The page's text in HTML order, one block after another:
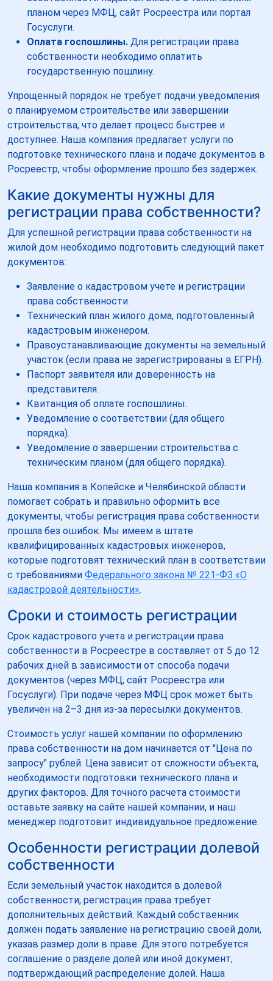
планом через МФЦ, сайт Росреестра или портал
Госуслуги.
Оплата госпошлины. Для регистрации права
собственности необходимо оплатить
государственную пошлину.
Упрощенный порядок не требует подачи уведомления
о планируемом строительстве или завершении
строительства, что делает процесс быстрее и
доступнее. Наша компания предлагает услуги по
подготовке технического плана и подаче документов в
Росреестр, чтобы оформление прошло без задержек.
Какие документы нужны для
регистрации права собственности?
Для успешной регистрации права собственности на
жилой дом необходимо подготовить следующий пакет
документов:
Заявление о кадастровом учете и регистрации
права собственности.
Технический план жилого дома, подготовленный
кадастровым инженером.
Правоустанавливающие документы на земельный
участок (если права не зарегистрированы в ЕГРН).
Паспорт заявителя или доверенность на
представителя.
Квитанция об оплате госпошлины.
Уведомление о соответствии (для общего
порядка).
Уведомление о завершении строительства с
техническим планом (для общего порядка).
Наша компания в Копейске и Челябинской области
помогает собрать и правильно оформить все
документы, чтобы регистрация права собственности
прошла без ошибок. Мы имеем в штате
квалифицированных кадастровых инженеров,
которые подготовят технический план в соответствии
с требованиями Федерального закона № 221-ФЗ «О
кадастровой деятельности».
Сроки и стоимость регистрации
Срок кадастрового учета и регистрации права
собственности в Росреестре в составляет от 5 до 12
рабочих дней в зависимости от способа подачи
документов (через МФЦ, сайт Росреестра или
Госуслуги). При подаче через МФЦ срок может быть
увеличен на 2–3 дня из-за пересылки документов.
Стоимость услуг нашей компании по оформлению
права собственности на дом начинается от "Цена по
запросу" рублей. Цена зависит от сложности объекта,
необходимости подготовки технического плана и
других факторов. Для точного расчета стоимости
оставьте заявку на сайте нашей компании, и наш
менеджер подготовит индивидуальное предложение.
Особенности регистрации долевой
собственности
Если земельный участок находится в долевой
собственности, регистрация права требует
дополнительных действий. Каждый собственник
должен подать заявление на регистрацию своей доли,
указав размер доли в праве. Для этого потребуется
соглашение о разделе долей или иной документ,
подтверждающий распределение долей. Наша